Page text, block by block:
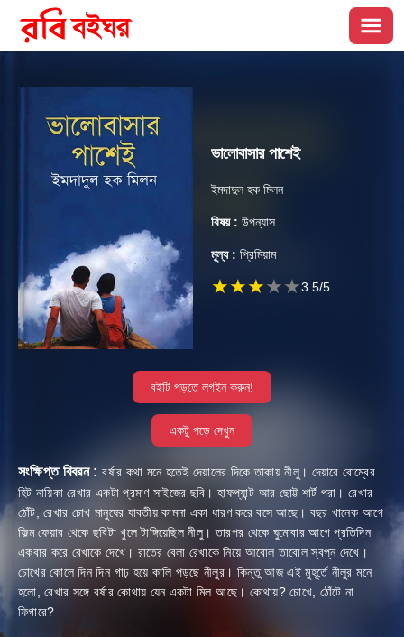
ভালোবাসার পাশেই
ইমদাদুল হক মিলন
বিষয় : উপন্যাস
মূল্য : প্রিমিয়াম
★★★★★3.5/5
বইটি পড়তে লগইন করুন!
একটু পড়ে দেখুন
সংক্ষিপ্ত বিবরন : বর্ষার কথা মনে হতেই দেয়ালের দিকে তাকায় নীলু। দেয়ারে বোম্বের
হিট নায়িকা রেখার একটা প্রমাণ সাইজের ছবি। হাফপ্যান্ট আর ছোট্ট শার্ট পরা। রেখার
ঠোঁট, রেখার চোখ মানুষের যাবতীয় কামনা একা ধারণ করে বসে আছে। বছর খানেক আগে
ফিল্ম ফেয়ার থেকে ছবিটা খুলে টাঙ্গিয়েছিল নীলু। তারপর থেকে ঘুমোবার আগে প্রতিদিন
একবার করে রেখাকে দেখে। রাতের বেলা রেখাকে নিয়ে আবোল তাবোল স্বপ্ন দেখে।
চোখের কোলে দিন দিন গাঢ় হয়ে কালি পড়ছে নীলুর। কিন্তু আজ এই মুহূর্তে নীলুর মনে
হলো, রেখার সঙ্গে বর্ষার কোথায় যেন একটা মিল আছে। কোথায়? চোখে, ঠোঁটে না
ফিগারে?